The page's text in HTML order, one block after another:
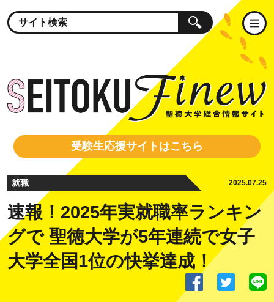
受験生応援サイトはこちら
就職 2025.07.25
速報！2025年実就職率ランキン
グで 聖徳大学が5年連続で女子
大学全国1位の快挙達成！